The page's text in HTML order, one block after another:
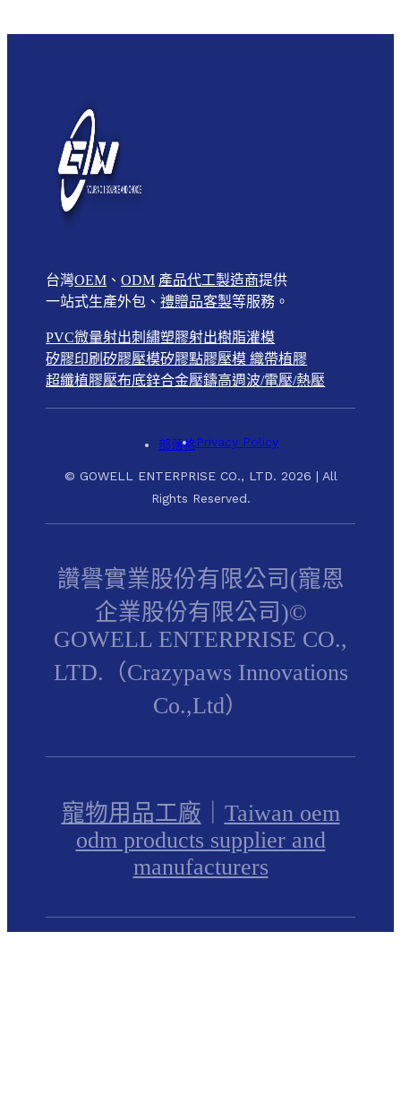
台灣OEM 、ODM 產品代工製造商提供
一站式生產外包、禮贈品客製等服務。
PVC微量射出刺繡塑膠射出樹脂灌模
矽膠印刷矽膠壓模矽膠點膠壓模 織帶植膠
超纖植膠壓布底鋅合金壓鑄高週波/電壓/熱壓
© GOWELL ENTERPRISE CO., LTD. 2026 | All
Rights Reserved.
部落格Privacy Policy
讚譽實業股份有限公司(寵恩
企業股份有限公司)©
GOWELL ENTERPRISE CO.,
LTD.（Crazypaws Innovations
Co.,Ltd）
寵物用品工廠
Taiwan oem
odm products supplier and
manufacturers